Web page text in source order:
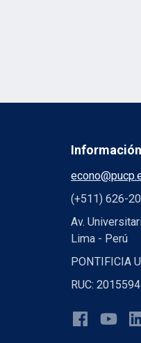
(+511) 626-
Av.
Lima - Perú
PONTIFICIA
RUC: